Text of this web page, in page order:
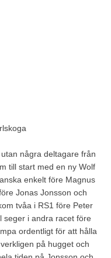
några deltagare från
till start med en ny Wolf
enkelt före Magnus
Jonas Jonsson och
tvåa i RS1 före Peter
seger i andra racet före
ordentligt för att hålla
på hugget och